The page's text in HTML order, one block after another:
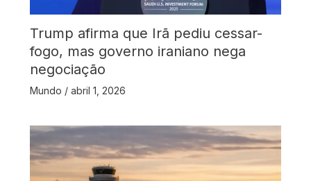
Trump afirma que Irã pediu cessar-
fogo, mas governo iraniano nega
negociação
Mundo / abril 1, 2026